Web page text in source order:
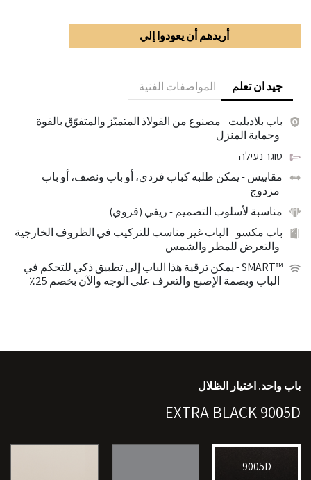
أريدهم أن يعودوا إلي
جيد ان تعلم المواصفات الفنية
باب بلاديليت- مصنوع من الفولاذ المتميّز والمتفوّق بالقوة
وحماية المنزل
סוגר נעילה
مقاييس- يمكن طلبه كباب فردي، أو باب ونصف، أو باب
مزدوج
مناسبة لأسلوب التصميم- ريفي (قروي)
باب مكسو- الباب غير مناسب للتركيب في الظروف الخارجية
والتعرض للمطر والشمس
™SMART
- يمكن ترقية هذا الباب إلى تطبيق ذكي للتحكم في
الباب وبصمة الإصبع والتعرف على الوجه والآن بخصم 25٪
9005D
باب واحد. اختيار الظلال
EXTRA BLACK 9005D